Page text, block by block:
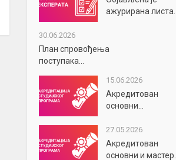
ажурирана листа...
30.06.2026
План спровођења
поступака...
15.06.2026
Акредитован
основни...
27.05.2026
Акредитован
основни и мастер...